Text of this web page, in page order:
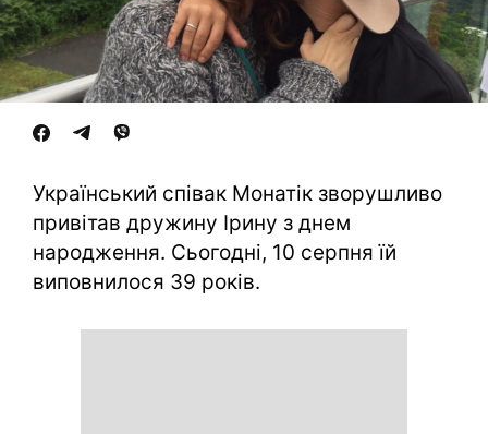
Український співак Монатік зворушливо
привітав дружину Ірину з днем
народження. Сьогодні, 10 серпня їй
виповнилося 39 років.